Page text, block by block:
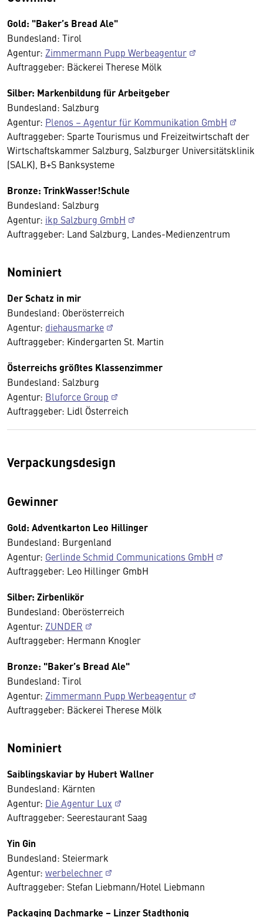
Gold: "Baker’s Bread Ale"
Bundesland: Tirol
Agentur: Zimmermann Pupp Werbeagentur
Auftraggeber: Bäckerei Therese Mölk
Silber: Markenbildung für Arbeitgeber
Bundesland: Salzburg
Agentur: Plenos – Agentur für Kommunikation GmbH
Auftraggeber: Sparte Tourismus und Freizeitwirtschaft der
Wirtschaftskammer Salzburg, Salzburger Universitätsklinik
(SALK), B+S Banksysteme
Bronze: TrinkWasser!Schule
Bundesland: Salzburg
Agentur: ikp Salzburg GmbH
Auftraggeber: Land Salzburg, Landes-Medienzentrum
Nominiert
Der Schatz in mir
Bundesland: Oberösterreich
Agentur: diehausmarke
Auftraggeber: Kindergarten St. Martin
Österreichs größtes Klassenzimmer
Bundesland: Salzburg
Agentur: Bluforce Group
Auftraggeber: Lidl Österreich
Verpackungsdesign
Gewinner
Gold: Adventkarton Leo Hillinger
Bundesland: Burgenland
Agentur: Gerlinde Schmid Communications GmbH
Auftraggeber: Leo Hillinger GmbH
Silber: Zirbenlikör
Bundesland: Oberösterreich
Agentur: ZUNDER
Auftraggeber: Hermann Knogler
Bronze: "Baker’s Bread Ale"
Bundesland: Tirol
Agentur: Zimmermann Pupp Werbeagentur
Auftraggeber: Bäckerei Therese Mölk
Nominiert
Saiblingskaviar by Hubert Wallner
Bundesland: Kärnten
Agentur: Die Agentur Lux
Auftraggeber: Seerestaurant Saag
Yin Gin
Bundesland: Steiermark
Agentur: werbelechner
Auftraggeber: Stefan Liebmann/Hotel Liebmann
Packaging Dachmarke – Linzer Stadthonig